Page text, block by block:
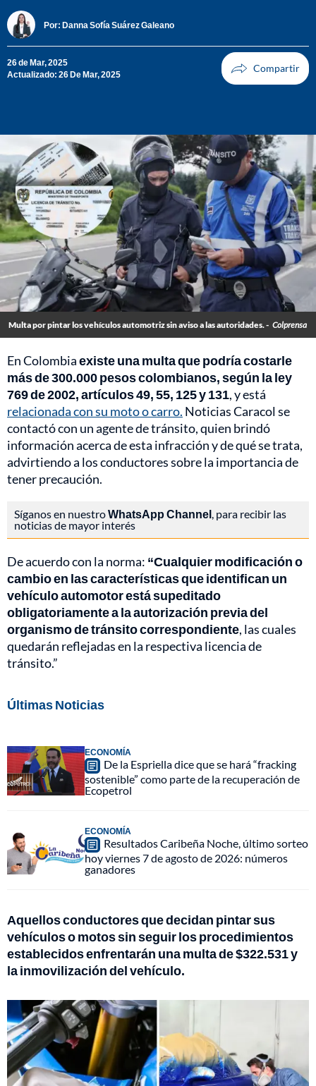
Por: Danna Sofía Suárez Galeano
26 de Mar, 2025
Actualizado: 26 De Mar, 2025
Multa por pintar los vehículos automotriz sin aviso a las autoridades. - Colprensa
En Colombiaexiste una multa que podría costarle
más de 300.000 pesos colombianos, según la ley
769 de 2002, artículos 49, 55, 125 y 131, y está
relacionada con su moto o carro. Noticias Caracol se
contactó con un agente de tránsito, quien brindó
información acerca de esta infracción y de qué se trata,
advirtiendo a los conductores sobre la importancia de
tener precaución.
Síganos en nuestroWhatsApp Channel, para recibir las
noticias de mayor interés
De acuerdo con la norma: “Cualquier modificación o
cambio en las características que identifican un
vehículo automotor está supeditado
obligatoriamente a la autorización previa del
organismo de tránsito correspondiente, las cuales
quedarán reflejadas en la respectiva licencia de
tránsito.”
Últimas Noticias
ECONOMÍA
De la Espriella dice que se hará “fracking
sostenible” como parte de la recuperación de
Ecopetrol
ECONOMÍA
Resultados Caribeña Noche, último sorteo
hoy viernes 7 de agosto de 2026: números
ganadores
Aquellos conductores que decidan pintar sus
vehículos o motos sin seguir los procedimientos
establecidos enfrentarán una multa de $322.531 y
la inmovilización del vehículo.